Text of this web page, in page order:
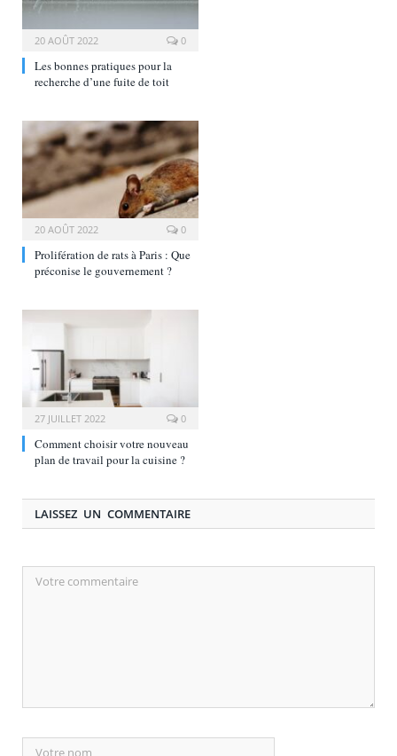
20 AOÛT 2022 0
Les bonnes pratiques pour la
recherche d’une fuite de toit
20 AOÛT 2022 0
Prolifération de rats à Paris : Que
préconise le gouvernement ?
27 JUILLET 2022 0
Comment choisir votre nouveau
plan de travail pour la cuisine ?
LAISSEZ UN COMMENTAIRE